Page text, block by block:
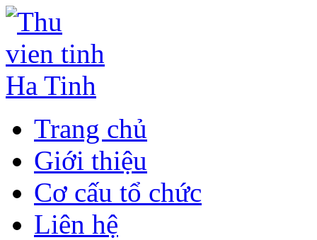
Trang chủ
Giới thiệu
Cơ cấu tổ chức
Liên hệ